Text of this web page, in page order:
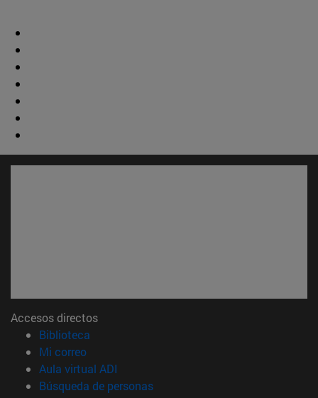
Accesos directos
Biblioteca
Mi correo(abre en nueva ventana)
Aula virtual ADI
Búsqueda de personas(abre en nueva ventana)